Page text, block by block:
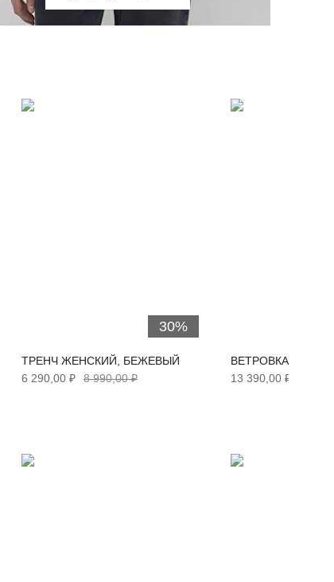
30%
ТРЕНЧ ЖЕНСКИЙ, БЕЖЕВЫЙ
6 290,00 ₽
8 990,00 ₽
ВЕТРОВКА
13 390,00 ₽